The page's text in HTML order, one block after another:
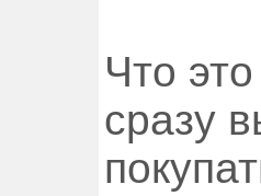
Что
сразу